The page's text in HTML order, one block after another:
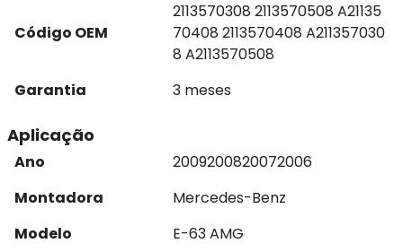
Código OEM
2113570308 2113570508 A21135
70408 2113570408 A211357030
8 A2113570508
Garantia
3 meses
Aplicação
Ano 2009200820072006
Montadora
Mercedes-Benz
Modelo
E-63 AMG